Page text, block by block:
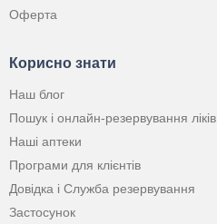
Оферта
Корисно знати
Наш блог
Пошук і онлайн-резервування ліків
Наші аптеки
Програми для клієнтів
Довідка і Служба резервування
Застосунок